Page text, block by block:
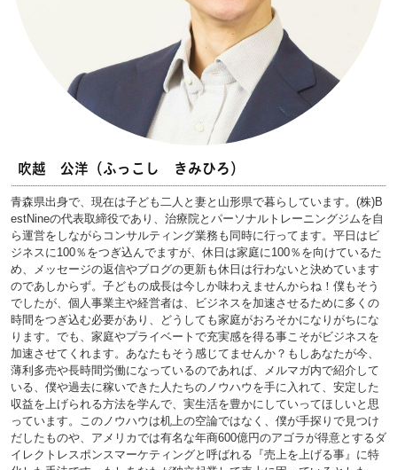
吹越 公洋（ふっこし きみひろ）
青森県出身で、現在は子ども二人と妻と山形県で暮らしています。(株)B
estNineの代表取締役であり、治療院とパーソナルトレーニングジムを自
ら運営をしながらコンサルティング業務も同時に行ってます。平日はビ
ジネスに100％をつぎ込んでますが、休日は家庭に100％を向けているた
め、メッセージの返信やブログの更新も休日は行わないと決めています
のであしからず。子どもの成長は今しか味わえませんからね！僕もそう
でしたが、個人事業主や経営者は、ビジネスを加速させるために多くの
時間をつぎ込む必要があり、どうしても家庭がおろそかになりがちにな
ります。でも、家庭やプライベートで充実感を得る事こそがビジネスを
加速させてくれます。あなたもそう感じてませんか？もしあなたが今、
薄利多売や長時間労働になっているのであれば、メルマガ内で紹介して
いる、僕や過去に稼いできた人たちのノウハウを手に入れて、安定した
収益を上げられる方法を学んで、実生活を豊かにしていってほしいと思
っています。このノウハウは机上の空論ではなく、僕が手探りで見つけ
だしたものや、アメリカでは有名な年商600億円のアゴラが得意とするダ
イレクトレスポンスマーケティングと呼ばれる『売上を上げる事』に特